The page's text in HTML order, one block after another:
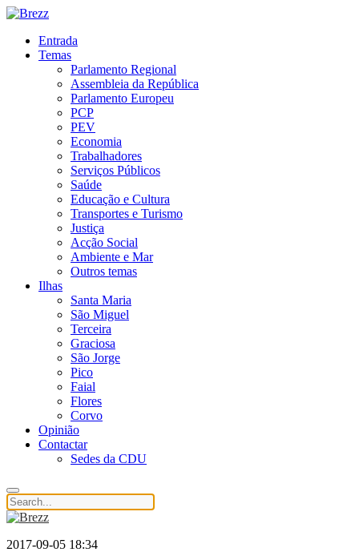
Entrada
Temas
Parlamento Regional
Assembleia da República
Parlamento Europeu
PCP
PEV
Economia
Trabalhadores
Serviços Públicos
Saúde
Educação e Cultura
Transportes e Turismo
Justiça
Acção Social
Ambiente e Mar
Outros temas
Ilhas
Santa Maria
São Miguel
Terceira
Graciosa
São Jorge
Pico
Faial
Flores
Corvo
Opinião
Contactar
Sedes da CDU
2017-09-05 18:34